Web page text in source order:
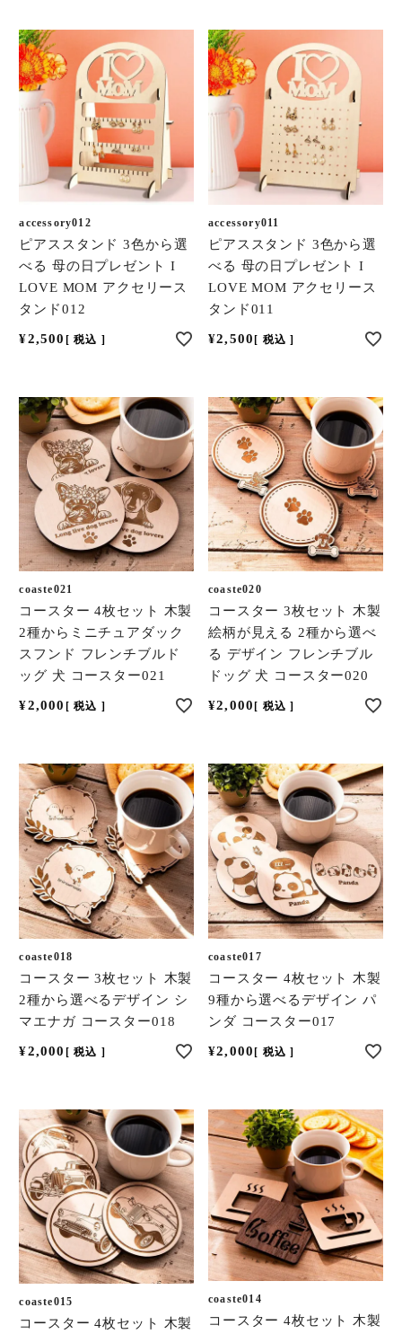
accessory012
ピアススタンド 3色から選
べる 母の日プレゼント I
LOVE MOM アクセリース
タンド012
¥2,500 税込
accessory011
ピアススタンド 3色から選
べる 母の日プレゼント I
LOVE MOM アクセリース
タンド011
¥2,500 税込
coaste021
コースター 4枚セット 木製
2種からミニチュアダック
スフンド フレンチブルド
ッグ 犬 コースター021
¥2,000 税込
coaste020
コースター 3枚セット 木製
絵柄が見える 2種から選べ
る デザイン フレンチブル
ドッグ 犬 コースター020
¥2,000 税込
coaste018
コースター 3枚セット 木製
2種から選べるデザイン シ
マエナガ コースター018
¥2,000 税込
coaste017
コースター 4枚セット 木製
9種から選べるデザイン パ
ンダ コースター017
¥2,000 税込
coaste015
コースター 4枚セット 木製
coaste014
コースター 4枚セット 木製